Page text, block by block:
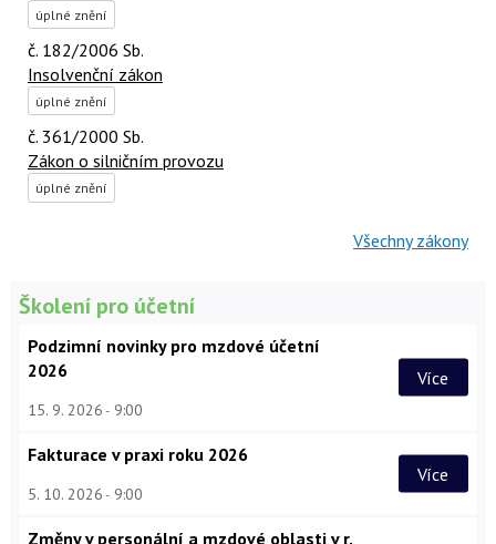
úplné znění
č. 182/2006 Sb.
Insolvenční zákon
úplné znění
č. 361/2000 Sb.
Zákon o silničním provozu
úplné znění
Všechny zákony
Školení pro účetní
Podzimní novinky pro mzdové účetní
2026
15. 9. 2026 9:00
Více
Fakturace v praxi roku 2026
5. 10. 2026 9:00
Více
Změny v personální a mzdové oblasti v r.